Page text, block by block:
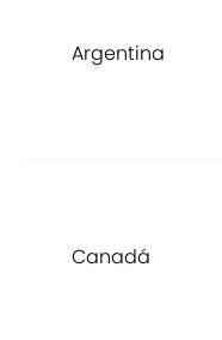
Argentina
Canadá